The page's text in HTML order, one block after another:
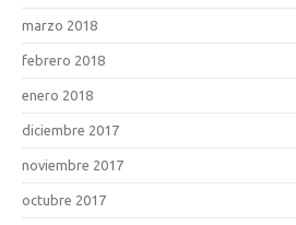
marzo 2018
febrero 2018
enero 2018
diciembre 2017
noviembre 2017
octubre 2017